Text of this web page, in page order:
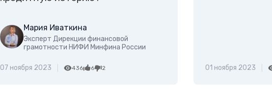
Мария Иваткина
Эксперт Дирекции финансовой
грамотности НИФИ Минфина России
07 ноября 2023 436 6 2 01 ноября 2023